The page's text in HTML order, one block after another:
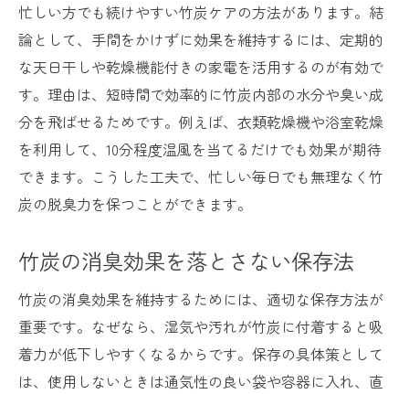
忙しい方でも続けやすい竹炭ケアの方法があります。結
論として、手間をかけずに効果を維持するには、定期的
な天日干しや乾燥機能付きの家電を活用するのが有効で
す。理由は、短時間で効率的に竹炭内部の水分や臭い成
分を飛ばせるためです。例えば、衣類乾燥機や浴室乾燥
を利用して、10分程度温風を当てるだけでも効果が期待
できます。こうした工夫で、忙しい毎日でも無理なく竹
炭の脱臭力を保つことができます。
竹炭の消臭効果を落とさない保存法
竹炭の消臭効果を維持するためには、適切な保存方法が
重要です。なぜなら、湿気や汚れが竹炭に付着すると吸
着力が低下しやすくなるからです。保存の具体策として
は、使用しないときは通気性の良い袋や容器に入れ、直